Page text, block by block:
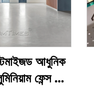
আধুনিক
ফেন্স মেশ